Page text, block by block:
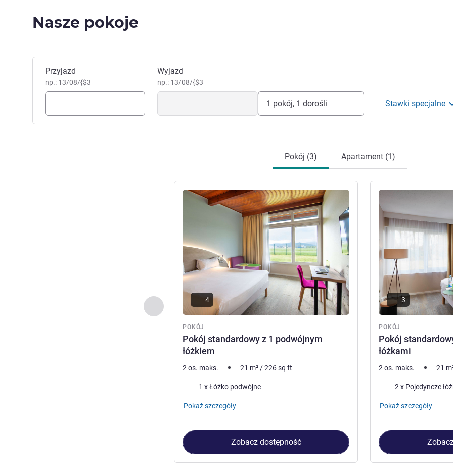
Nasze pokoje
Zarezerwuj ten hotel
Przyjazd
np.: 13/08/{$3
Wyjazd
np.: 13/08/{$3
1 pokój, 1 dorośli Stawki specjalne
Pokój (3) Apartament (1)
Poprzedni - Pokój
POKÓJ
Pokój standardowy z 1 podwójnym
łóżkiem
Pokaż szczegóły
4
2 os. maks. 21 m² /226sq ft
Pościel1 x Łóżko podwójne
Pokaż szczegóły
Zobacz dostępność
POKÓJ
Pokój
łóżkami
Pokaż szczegóły
3
2 os. maks. 21
Pościel2 x Pojedyncze
Pokaż szczegóły